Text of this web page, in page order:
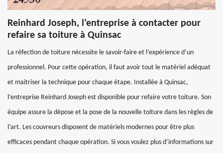
Reinhard Joseph, l’entreprise à contacter pour
refaire sa toiture à Quinsac
La réfection de toiture nécessite le savoir-faire et l’expérience d’un
professionnel. Pour cette opération, il faut avoir tout le matériel adéquat
et maitriser la technique pour chaque étape. Installée à Quinsac,
l’entreprise Reinhard Joseph est disponible pour refaire votre toiture. Son
équipe assure la dépose et la pose de la nouvelle toiture dans les règles de
l’art. Les couvreurs disposent de matériels modernes pour être plus
efficaces pendant chaque opération. Si vous voulez plus d’informations sur